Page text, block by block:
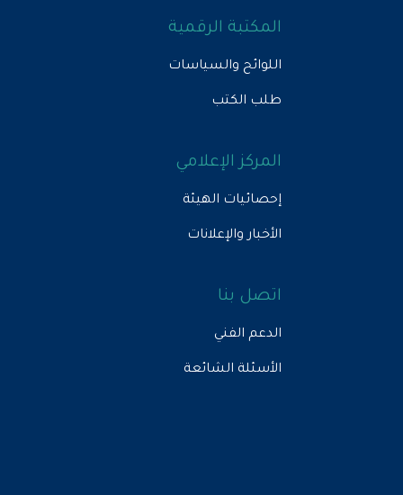
المكتبة الرقمية
اللوائح والسياسات
طلب الكتب
المركز الإعلامي
إحصائيات الهيئة
الأخبار والإعلانات
اتصل بنا
الدعم الفني
الأسئلة الشائعة